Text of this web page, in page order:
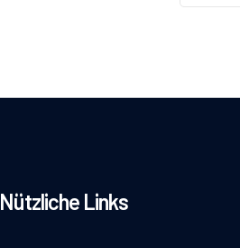
Nützliche Links